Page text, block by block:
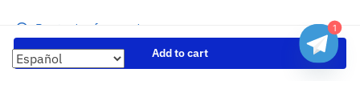
Add to cart
Preguntas frecuentes
Seguimiento de envíos
Formas de pago
1